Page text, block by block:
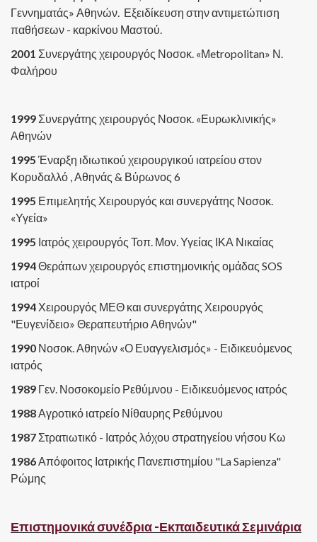
Γεννηματάς» Αθηνών. Εξειδίκευση στην αντιμετώπιση
παθήσεων - καρκίνου Μαστού.
2001 Συνεργάτης χειρουργός Νοσοκ. «Μetropolitan» Ν.
Φαλήρου
1999 Συνεργάτης χειρουργός Νοσοκ. «Ευρωκλινικής»
Αθηνών
1995 Έναρξη ιδιωτικού χειρουργικού ιατρείου στον
Κορυδαλλό , Αθηνάς & Βύρωνος 6
1995 Επιμελητής Χειρουργός και συνεργάτης Νοσοκ.
«Υγεία»
1995 Ιατρός χειρουργός Τοπ. Μον. Υγείας ΙΚΑ Νικαίας
1994Θεράπων χειρουργός επιστημονικής ομάδας SOS
ιατροί
1994 Χειρουργός ΜΕΘ και συνεργάτης Χειρουργός
"Ευγενίδειο» Θεραπευτήριο Αθηνών"
1990 Νοσοκ. Αθηνών «Ο Ευαγγελισμός» - Ειδικευόμενος
ιατρός
1989 Γεν. Νοσοκομείο Ρεθύμνου - Ειδικευόμενος ιατρός
1988 Αγροτικό ιατρείο Νίθαυρης Ρεθύμνου
1987 Στρατιωτικό - Ιατρός λόχου στρατηγείου νήσου Κω
1986 Απόφοιτος Ιατρικής Πανεπιστημίου "La Sapienza"
Ρώμης
Επιστημονικά συνέδρια -Εκπαιδευτικά Σεμινάρια